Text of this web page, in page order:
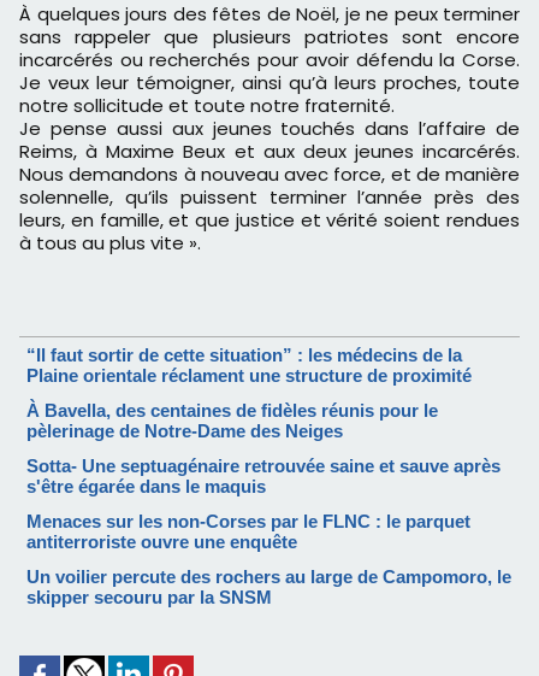
À quelques jours des fêtes de Noël, je ne peux terminer
sans rappeler que plusieurs patriotes sont encore
incarcérés ou recherchés pour avoir défendu la Corse.
Je veux leur témoigner, ainsi qu’à leurs proches, toute
notre sollicitude et toute notre fraternité.
Je pense aussi aux jeunes touchés dans l’affaire de
Reims, à Maxime Beux et aux deux jeunes incarcérés.
Nous demandons à nouveau avec force, et de manière
solennelle, qu’ils puissent terminer l’année près des
leurs, en famille, et que justice et vérité soient rendues
à tous au plus vite ».
“Il faut sortir de cette situation” : les médecins de la
Plaine orientale réclament une structure de proximité
À Bavella, des centaines de fidèles réunis pour le
pèlerinage de Notre-Dame des Neiges
Sotta- Une septuagénaire retrouvée saine et sauve après
s'être égarée dans le maquis
Menaces sur les non-Corses par le FLNC : le parquet
antiterroriste ouvre une enquête
Un voilier percute des rochers au large de Campomoro, le
skipper secouru par la SNSM